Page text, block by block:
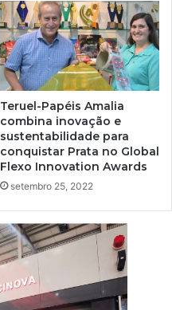
Teruel-Papéis Amalia
combina inovação e
sustentabilidade para
conquistar Prata no Global
Flexo Innovation Awards
setembro 25, 2022